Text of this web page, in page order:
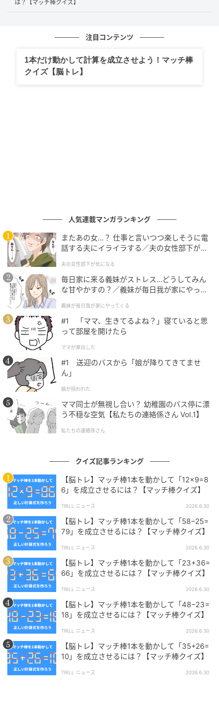
置くことで「9」とします。
すると…
式が完成しました。
今回は、左辺にある「38」の「8」から縦のマッチ棒
を1本動かして、「55」を「59」にすることで正解と
なります。
まとめ
今回の問題は楽しめたでしょうか？
マッチ棒クイズは、シンプルですが頭の体操となり柔
軟な思考を養うために役立ちます。
一人でも十分楽しめますが、大人数で遊んでみると何
倍も楽しめますよ。
問題制作：株式会社 キュービック（ HP ）
株式会社キュービックは、さまざまな場面でご利用い
ただけるクイズ問題のご提供、クイズイベントの構築
を主な業務とする日本初の「クイズの総合商社」で
す。クイズに関することなら何でもお気軽にご相談く
ださい。
【脳トレ】初級編『マッチ棒クイズ』問題まとめ→あ
なたはすぐにひらめけるかな？
【脳トレ】初級編『マッチ棒クイズ』問題まとめ
→あなたはすぐにひらめけるかな？
は？【マッチ棒クイズ】
注目コンテンツ
1本だけ動かして計算を成立させよう！マッチ棒
クイズ【脳トレ】
人気連載マンガランキング
またあの女…？ 仕事と言いつつ楽しそうに電
話する夫にイライラする／夫の女性部下が気
夫の女性部下が気になる
毎日家に来る義妹がストレス…どうしてみん
な甘やかすの？／義妹が毎日我が家にやって
が】
義妹が毎日我が家にやってくる
#1 「ママ、生きてるよね？」寝ていると思
って部屋を開けたら
ママが家出した
#1 送迎のバスから「娘が降りてきてませ
ん」
娘が拐われた
ママ同士が無視し合い？ 幼稚園のバス停に漂
う不穏な空気【私たちの連絡係さん Vol.1】
私たちの連絡係さん
クイズ記事ランキング
【脳トレ】マッチ棒1本を動かして「12×9=8
6」を成立させるには？【マッチ棒クイズ】
TRILL ニュース 2026.6.30
【脳トレ】マッチ棒1本を動かして「58−25=
79」を成立させるには？【マッチ棒クイズ】
TRILL ニュース 2026.6.30
【脳トレ】マッチ棒1本を動かして「23+36=
66」を成立させるには？【マッチ棒クイズ】
TRILL ニュース 2026.6.30
【脳トレ】マッチ棒1本を動かして「48−23=
18」を成立させるには？【マッチ棒クイズ】
TRILL ニュース 2026.6.30
【脳トレ】マッチ棒1本を動かして「35+26=
10」を成立させるには？【マッチ棒クイズ】
TRILL ニュース 2026.6.30